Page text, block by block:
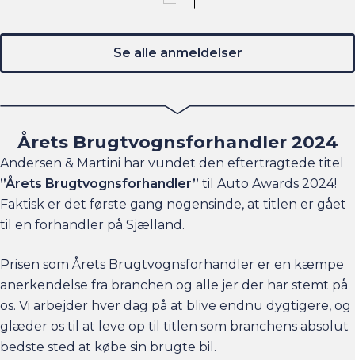
Se alle anmeldelser
Årets Brugtvognsforhandler 2024
Andersen & Martini har vundet den eftertragtede titel
”Årets Brugtvognsforhandler” til Auto Awards 2024!
Faktisk er det første gang nogensinde, at titlen er gået
til en forhandler på Sjælland.
Prisen som Årets Brugtvognsforhandler er en kæmpe
anerkendelse fra branchen og alle jer der har stemt på
os. Vi arbejder hver dag på at blive endnu dygtigere, og
glæder os til at leve op til titlen som branchens absolut
bedste sted at købe sin brugte bil.